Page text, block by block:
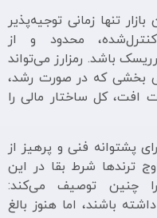
تنها زمانی توجیه‌پذیر
محدود و از
باشد. رمزارز می‌تواند
بخشی که در صورت رشد،
افت، کل ساختار مالی را
پشتوانه فنی و پرهیز از
ترندها شرط بقا در این
را چنین توصیف می‌کند:
باشند، اما هنوز بالغ